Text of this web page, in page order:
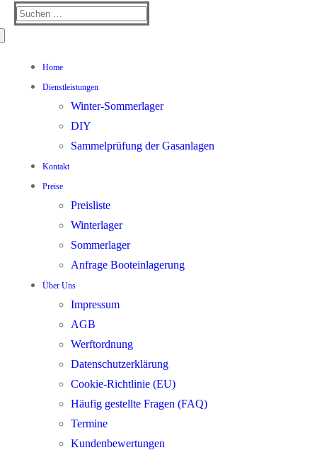
Suchen
Home
Dienstleistungen
Winter-Sommerlager
DIY
Sammelprüfung der Gasanlagen
Kontakt
Preise
Preisliste
Winterlager
Sommerlager
Anfrage Booteinlagerung
Über Uns
Impressum
AGB
Werftordnung
Datenschutzerklärung
Cookie-Richtlinie (EU)
Häufig gestellte Fragen (FAQ)
Termine
Kundenbewertungen